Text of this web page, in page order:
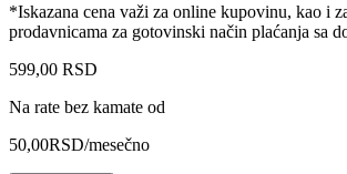
*Iskazana cena važi za online kupovinu, kao i
prodavnicama za gotovinski način plaćanja sa
599,00 RSD
Na rate bez kamate od
50,00RSD/mesečno